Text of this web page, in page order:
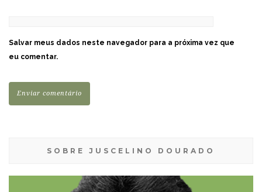
Salvar meus dados neste navegador para a próxima vez que
eu comentar.
SOBRE JUSCELINO DOURADO